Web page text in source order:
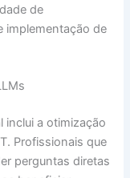
de
implementação de
inclui a otimização
Profissionais que
perguntas diretas